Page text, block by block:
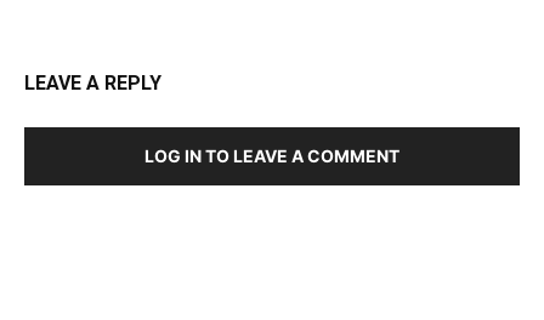
LEAVE A REPLY
LOG IN TO LEAVE A COMMENT